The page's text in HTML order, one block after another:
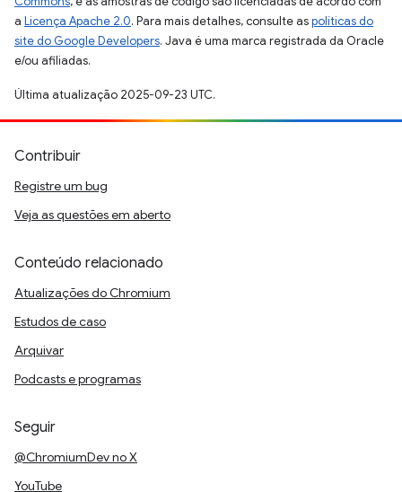
a Licença Apache 2.0. Para mais detalhes, consulte aspolíticas do
site do Google Developers. Java é uma marca registrada da Oracle
e/ou afiliadas.
Última atualização 2025-09-23 UTC.
Contribuir
Registre um bug
Veja as questões em aberto
Conteúdo relacionado
Atualizações do Chromium
Estudos de caso
Arquivar
Podcasts e programas
Seguir
@ChromiumDev no X
YouTube